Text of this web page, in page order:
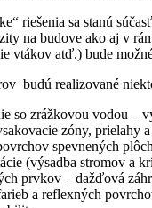
riešenia sa stanú
na budove ako aj v
vtákov atď.) bude
budú realizované
so zrážkovou vodou –
zóny, prielahy
spevnených plôch
(výsadba stromov a
prvkov – dažďová
a reflexných